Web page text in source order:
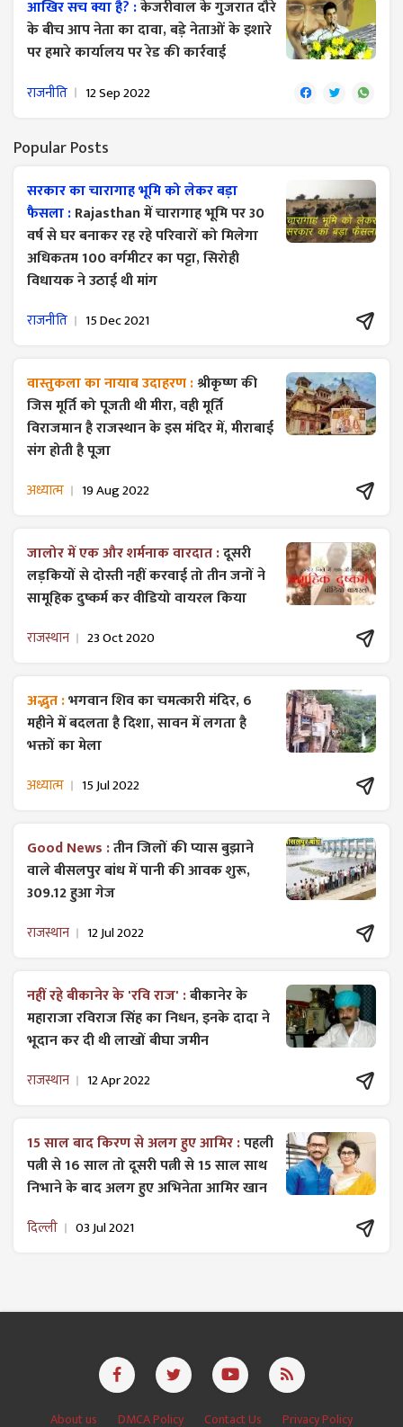
आखिर सच क्या है? :केजरीवाल के गुजरात दौरे
के बीच आप नेता का दावा, बड़े नेताओं के इशारे
पर हमारे कार्यालय पर रेड की कार्रवाई
राजनीति 12 Sep 2022
Popular Posts
सरकार का चारागाह भूमि को लेकर बड़ा
फैसला :Rajasthan में चारागाह भूमि पर 30
वर्ष से घर बनाकर रह रहे परिवारों को मिलेगा
अधिकतम 100 वर्गमीटर का पट्टा, सिरोही
विधायक ने उठाई थी मांग
राजनीति 15 Dec 2021
वास्तुकला का नायाब उदाहरण :श्रीकृष्ण की
जिस मूर्ति को पूजती थी मीरा, वही मूर्ति
विराजमान है राजस्थान के इस मंदिर में, मीराबाई
संग होती है पूजा
अध्यात्म 19 Aug 2022
जालोर में एक और शर्मनाक वारदात :दूसरी
लड़कियों से दोस्ती नहीं करवाई तो तीन जनों ने
सामूहिक दुष्कर्म कर वीडियो वायरल किया
राजस्थान 23 Oct 2020
अद्भुत :भगवान शिव का चमत्कारी मंदिर, 6
महीने में बदलता है दिशा, सावन में लगता है
भक्तों का मेला
अध्यात्म 15 Jul 2022
Good News :तीन जिलों की प्यास बुझाने
वाले बीसलपुर बांध में पानी की आवक शुरू,
309.12 हुआ गेज
राजस्थान 12 Jul 2022
नहीं रहे बीकानेर के 'रवि राज' :बीकानेर के
महाराजा रविराज सिंह का निधन, इनके दादा ने
भूदान कर दी थी लाखों बीघा जमीन
राजस्थान 12 Apr 2022
15 साल बाद किरण से अलग हुए आमिर :पहली
पत्नी से 16 साल तो दूसरी पत्नी से 15 साल साथ
निभाने के बाद अलग हुए अभिनेता आमिर खान
दिल्ली 03 Jul 2021
About us DMCA Policy Contact Us Privacy Policy